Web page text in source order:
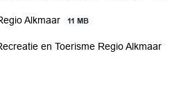
Alkmaar 11 MB
en Toerisme Regio Alkmaar